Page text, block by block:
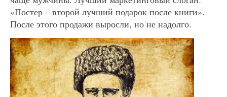
«Постер – второй лучший подарок после книги».
После этого продажи выросли, но не надолго.